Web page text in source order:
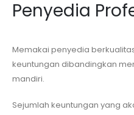
Penyedia
Memakai penyedia
keuntungan dibandingkan
mandiri.
Sejumlah keuntungan yang